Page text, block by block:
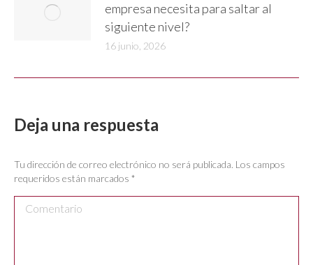
empresa necesita para saltar al
siguiente nivel?
16 junio, 2026
Deja una respuesta
Tu dirección de correo electrónico no será publicada. Los campos
requeridos están marcados *
Comentario